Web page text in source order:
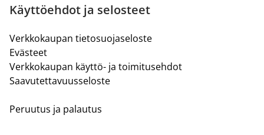
Käyttöehdot ja selosteet
Verkkokaupan tietosuojaseloste
Evästeet
Verkkokaupan käyttö- ja toimitusehdot
Saavutettavuusseloste
Peruutus ja palautus